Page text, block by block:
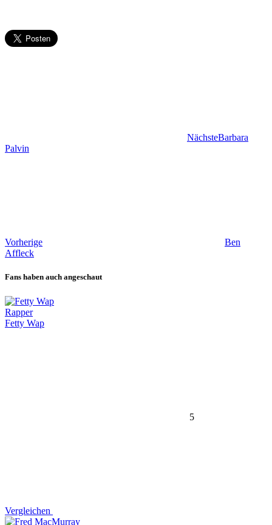
NächsteBarbara
Palvin
Vorherige
Ben
Affleck
Fans haben auch angeschaut
Rapper
Fetty Wap
5
Vergleichen